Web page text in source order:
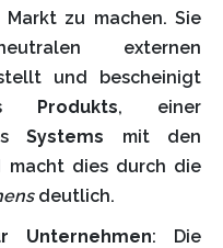
zu machen. Sie
externen
und bescheinigt
Produkts, einer
Systems mit den
macht dies durch die
deutlich.
Unternehmen: Die